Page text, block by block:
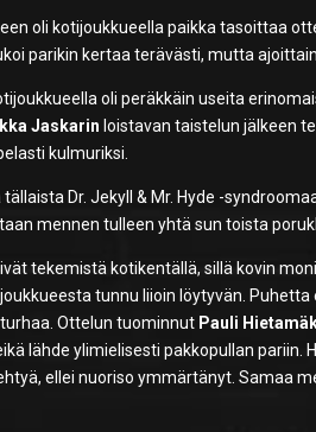
oli kotijoukkueella paikka tasoittaa
parikin kertaa terävästi, mutta
oli peräkkäin useita
Jaskarin loistavan taistelun jälkeen
kulmuriksi.
Dr. Jekyll & Mr. Hyde -
mennen tulleen yhtä sun toista
tekemistä kotikentällä, sillä kovin
tunnu liioin löytyvän.
Ottelun tuominnut Pauli
lähde ylimielisesti pakkopullan
ellei nuoriso ymmärtänyt. Samaa